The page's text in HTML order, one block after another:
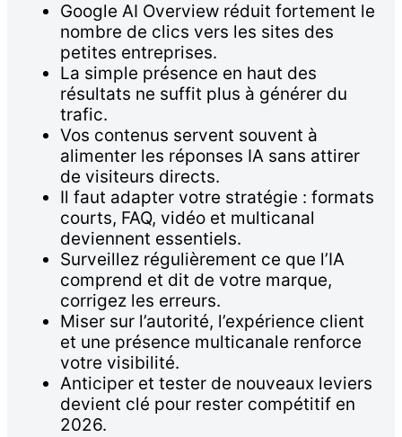
Google AI Overview réduit fortement le
nombre de clics vers les sites des
petites entreprises.
La simple présence en haut des
résultats ne suffit plus à générer du
trafic.
Vos contenus servent souvent à
alimenter les réponses IA sans attirer
de visiteurs directs.
Il faut adapter votre stratégie : formats
courts, FAQ, vidéo et multicanal
deviennent essentiels.
Surveillez régulièrement ce que l’IA
comprend et dit de votre marque,
corrigez les erreurs.
Miser sur l’autorité, l’expérience client
et une présence multicanale renforce
votre visibilité.
Anticiper et tester de nouveaux leviers
devient clé pour rester compétitif en
2026.